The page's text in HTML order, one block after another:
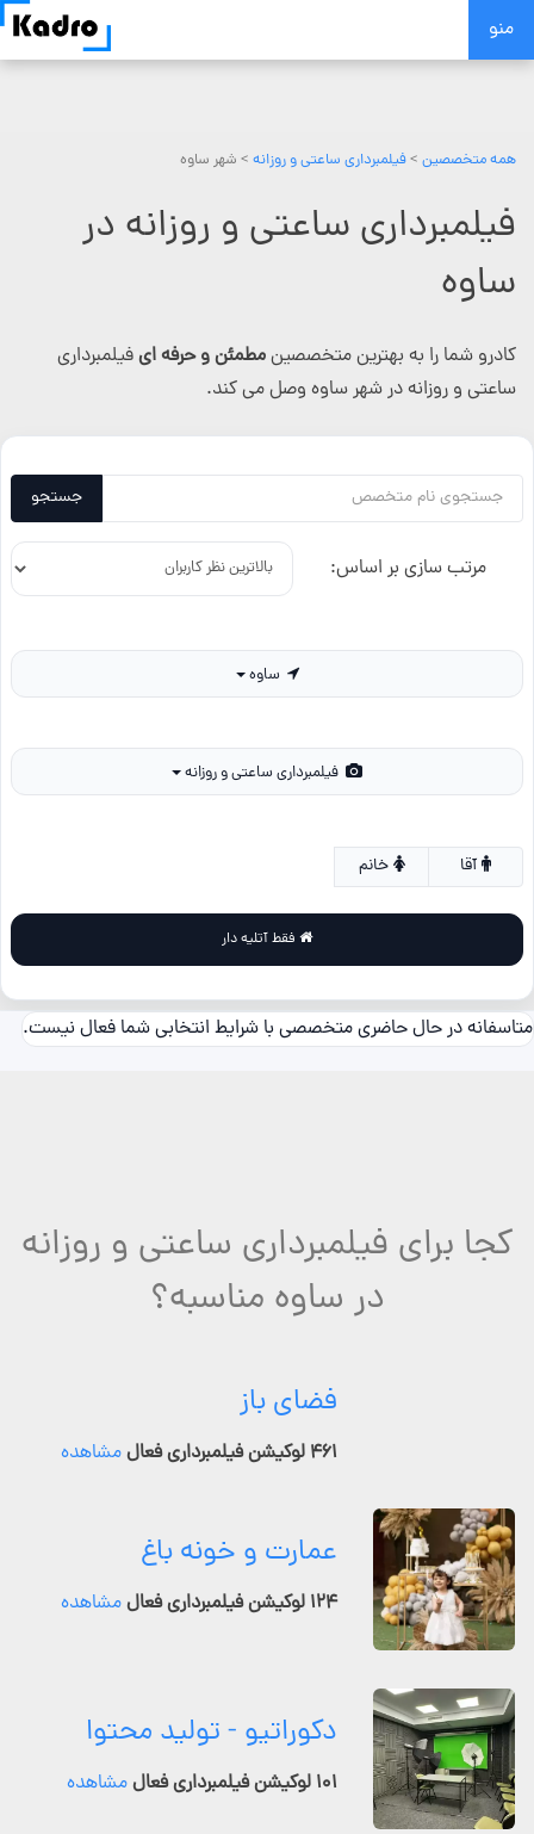
Skip
منو
همه متخصصین >فیلمبرداری ساعتی و روزانه > شهر ساوه
فیلمبرداری ساعتی و روزانه در
ساوه
کادرو شما را به بهترین متخصصینمطمئن و حرفه ایفیلمبرداری
ساعتی و روزانه در شهر ساوه وصل می کند.
جستجو
مرتب سازی بر اساس:
خانم
متاسفانه در حال حاضری متخصصی با شرایط انتخابی شما فعال نیست.
کجا برای فیلمبرداری ساعتی و روزانه
در ساوه مناسبه؟
فضای باز
۴۶۱ لوکیشن فیلمبرداری فعال مشاهده
عمارت و خونه باغ
۱۲۴ لوکیشن فیلمبرداری فعال مشاهده
دکوراتیو - تولید محتوا
۱۰۱ لوکیشن فیلمبرداری فعال مشاهده